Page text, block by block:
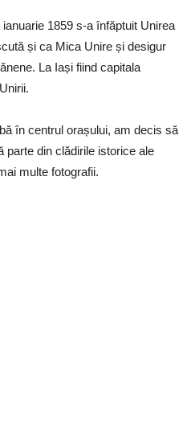
1859 s-a înfăptuit Unirea
și ca Mica Unire și desigur
La Iași fiind capitala
în centrul orașului, am decis să
parte din clădirile istorice ale
multe fotografii.